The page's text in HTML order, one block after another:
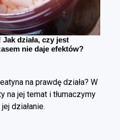
działa, czy jest
nie daje efektów?
na prawdę działa? W
na jej temat i tłumaczymy
działanie.